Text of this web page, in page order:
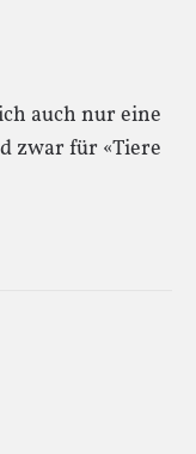
auch nur eine
zwar für «Tiere